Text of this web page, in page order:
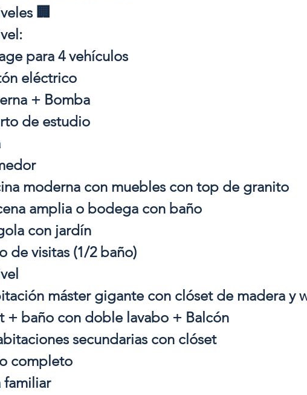
🏢
para 4 vehículos
eléctrico
+ Bomba
de estudio
moderna con muebles con top de granito
amplia o bodega con baño
con jardín
de visitas (1/2 baño)
máster gigante con clóset de madera y
+ baño con doble lavabo + Balcón
secundarias con clóset
completo
familiar